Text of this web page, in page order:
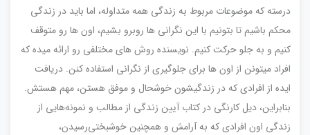
درسته که موضوعات مربوط به زندگی همه متداوله، اما باید در زندگی
محکم باشیم تا بتونیم با این نگرانی ها روبرو بشیم، اون ها رو متوقف
کنیم و به جلو حرکت کنیم. نویسنده روش های مختلفی رو ارائه میده که
افراد میتونن از اون ها برای جلوگیری از نگرانی استفاده کنن. دریافت
ایده از افرادی که در زندگیشون خوشحال و موفق هستن، مهم هستش.
بنابراین، دیل کارنگی در کتاب آیین زندگی از مطالب و نمونه‌هایی از
زندگی اون افرادی که به آرامش و همچنین خوشبختی‌رسیدن،